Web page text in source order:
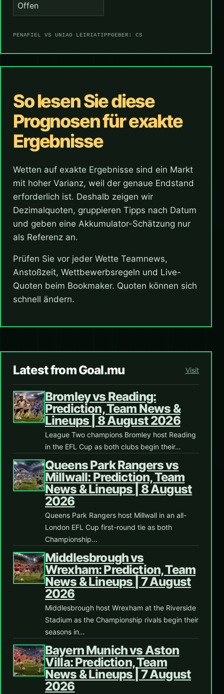
Offen
PENAFIEL VS UNIAO LEIRIATIPPGEBER: CS
So lesen Sie diese
Prognosen für exakte
Ergebnisse
Wetten auf exakte Ergebnisse sind ein Markt
mit hoher Varianz, weil der genaue Endstand
erforderlich ist. Deshalb zeigen wir
Dezimalquoten, gruppieren Tipps nach Datum
und geben eine Akkumulator-Schätzung nur
als Referenz an.
Prüfen Sie vor jeder Wette Teamnews,
Anstoßzeit, Wettbewerbsregeln und Live-
Quoten beim Bookmaker. Quoten können sich
schnell ändern.
Latest from Goal.mu Visit
Bromley vs Reading:
Prediction, Team News &
Lineups | 8 August 2026
League Two champions Bromley host Reading
in the EFL Cup as both clubs begin their…
Queens Park Rangers vs
Millwall: Prediction, Team
News & Lineups | 8 August
2026
Queens Park Rangers host Millwall in an all-
London EFL Cup first-round tie as both
Championship…
Middlesbrough vs
Wrexham: Prediction, Team
News & Lineups | 7 August
2026
Middlesbrough host Wrexham at the Riverside
Stadium as the Championship rivals begin their
seasons in…
Bayern Munich vs Aston
Villa: Prediction, Team
News & Lineups | 7 August
2026